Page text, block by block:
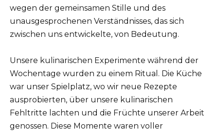
wegen der gemeinsamen Stille und des
unausgesprochenen Verständnisses, das sich
zwischen uns entwickelte, von Bedeutung.
Unsere kulinarischen Experimente während der
Wochentage wurden zu einem Ritual. Die Küche
war unser Spielplatz, wo wir neue Rezepte
ausprobierten, über unsere kulinarischen
Fehltritte lachten und die Früchte unserer Arbeit
genossen. Diese Momente waren voller